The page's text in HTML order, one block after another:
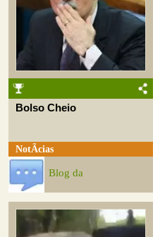
Bolso Cheio
NotÃ­cias
Blog da